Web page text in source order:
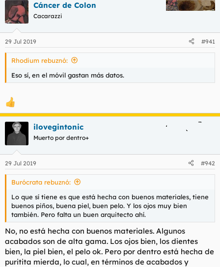
Cáncer de Colon
Cacarazzi
29 Jul 2019 #941
Rhodium rebuznó:
Eso sí, en el móvil gastan más datos.
ilovegintonic
Muerto por dentro+
29 Jul 2019 #942
Burócrata rebuznó:
Lo que sí tiene es que está hecha con buenos materiales, tiene
buenos piños, buena piel, buen pelo. Y los ojos muy bien
también. Pero falta un buen arquitecto ahí.
No, no está hecha con buenos materiales. Algunos
acabados son de alta gama. Los ojos bien, los dientes
bien, la piel bien, el pelo ok. Pero por dentro está hecha de
puritita mierda, lo cual, en términos de acabados y